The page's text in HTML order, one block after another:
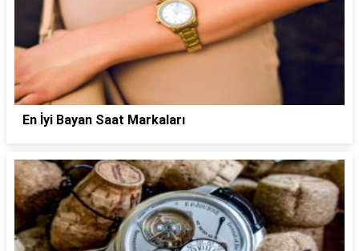
En İyi Bayan Saat Markaları